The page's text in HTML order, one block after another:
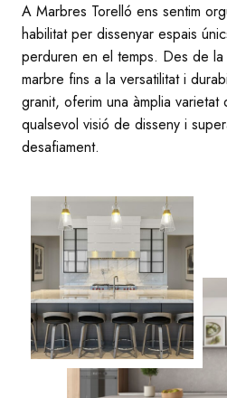
A Marbres Torelló ens sentim
habilitat per dissenyar espais
perduren en el temps. Des de
marbre fins a la versatilitat i
granit, oferim una àmplia
qualsevol visió de disseny i
desafiament.